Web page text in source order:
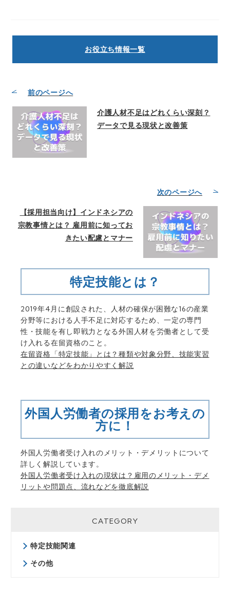
お役立ち情報一覧
前のページへ
介護人材不足はどれくらい深刻？
データで見る現状と改善策
次のページへ
【採用担当向け】インドネシアの
宗教事情とは？ 雇用前に知ってお
きたい配慮とマナー
特定技能とは？
2019年4月に創設された、人材の確保が困難な16の産業
分野等における人手不足に対応するため、一定の専門
性・技能を有し即戦力となる外国人材を労働者として受
け入れる在留資格のこと。
在留資格「特定技能」とは？種類や対象分野、技能実習
との違いなどをわかりやすく解説
外国人労働者の採用をお考えの
方に！
外国人労働者受け入れのメリット・デメリットについて
詳しく解説しています。
外国人労働者受け入れの現状は？雇用のメリット・デメ
リットや問題点、流れなどを徹底解説
CATEGORY
特定技能関連
その他